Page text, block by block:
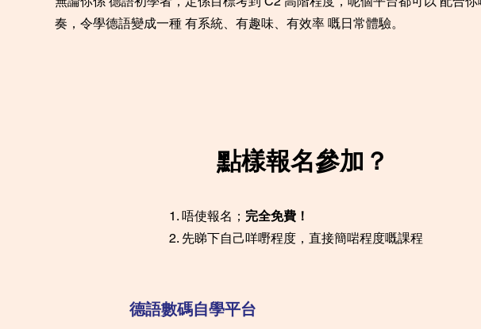
奏，令學德語變成一種 有系統、有趣味、有效率 嘅日常體驗。
點樣報名參加？
唔使報名； 完全免費！
先睇下自己咩嘢程度，直接簡啱程度嘅課程
德語數碼自學平台